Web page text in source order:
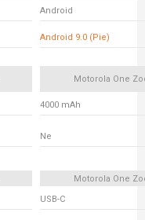
Android
Android 9.0 (Pie)
Motorola One
4000 mAh
Ne
Motorola One
USB-C